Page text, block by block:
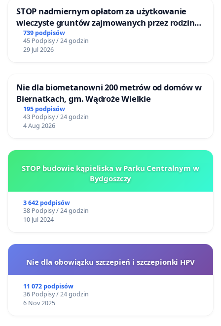
STOP nadmiernym opłatom za użytkowanie
wieczyste gruntów zajmowanych przez rodzinne
ogrody działkowe.
739 podpisów
45 Podpisy / 24 godzin
29 Jul 2026
Nie dla biometanowni 200 metrów od domów w
Biernatkach, gm. Wądroże Wielkie
195 podpisów
43 Podpisy / 24 godzin
4 Aug 2026
STOP budowie kąpieliska w Parku Centralnym w
Bydgoszczy
3 642 podpisów
38 Podpisy / 24 godzin
10 Jul 2024
Nie dla obowiązku szczepień i szczepionki HPV
11 072 podpisów
36 Podpisy / 24 godzin
6 Nov 2025